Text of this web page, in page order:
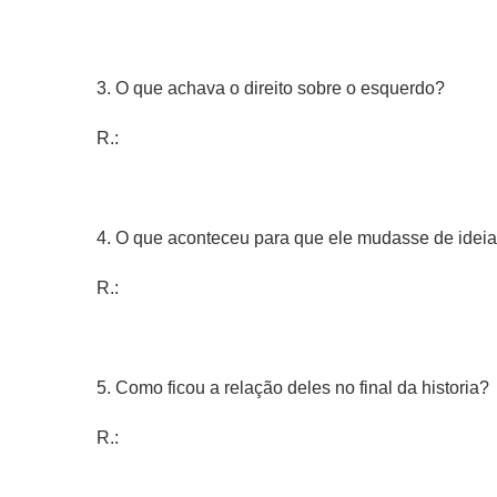
3. O que achava o direito sobre o esquerdo?
R.:
4. O que aconteceu para que ele mudasse de
R.:
5. Como ficou a relação deles no final da historia?
R.: